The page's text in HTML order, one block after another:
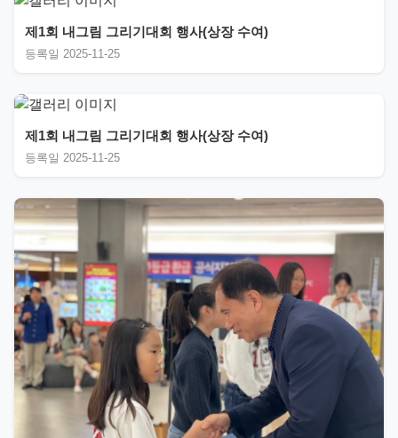
제1회 내그림 그리기대회 행사(상장 수여)
등록일 2025-11-25
제1회 내그림 그리기대회 행사(상장 수여)
등록일 2025-11-25